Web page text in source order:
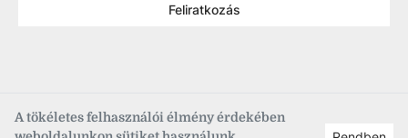
A tökéletes felhasználói élmény érdekében
Feliratkozás